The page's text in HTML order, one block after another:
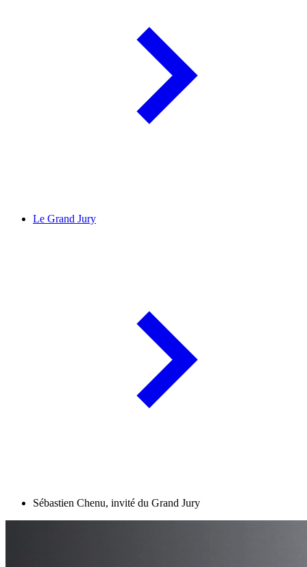
Le Grand Jury
Sébastien Chenu, invité du Grand Jury